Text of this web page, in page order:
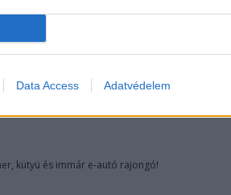
Data Access Adatvédelem
kütyü és immár e-autó rajongó!